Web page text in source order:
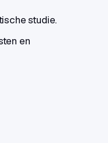
studie.
en